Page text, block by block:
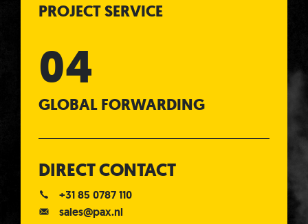
PROJECT SERVICE
GLOBAL FORWARDING
DIRECT CONTACT
+31 85 0787 110
sales@pax.nl